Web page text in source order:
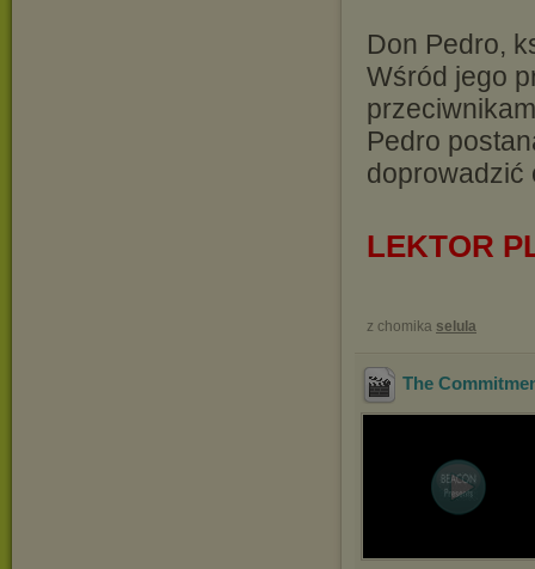
Don Pedro,
Wśród jego
Pedro
doprowadzić
LEKTOR
z chomika selula
The